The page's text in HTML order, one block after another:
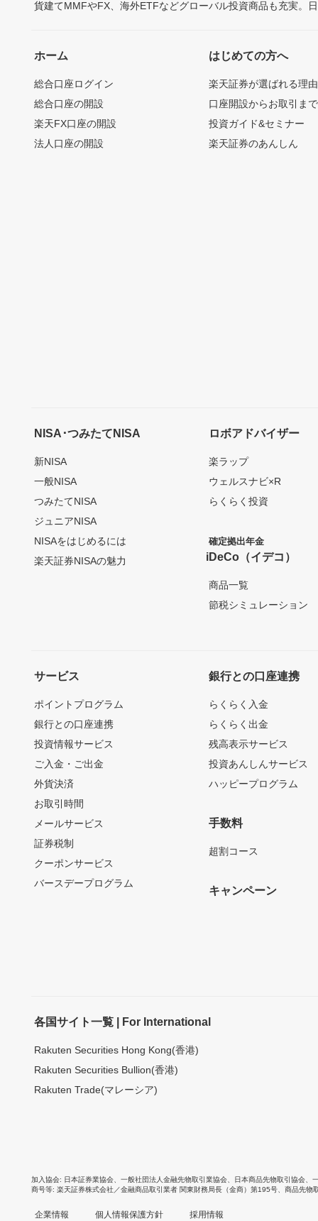
貨建てMMFやFX、海外ETFなどグローバル投資商品も充実。
ホーム
総合口座ログイン
総合口座の開設
楽天FX口座の開設
法人口座の開設
はじめての方へ
楽天証券が選ばれる理由
口座開設からお取引ま
投資ガイド&セミナー
楽天証券のあんしん
NISA･つみたてNISA
新NISA
一般NISA
つみたてNISA
ジュニアNISA
NISAをはじめるには
楽天証券NISAの魅力
ロボアドバイザー
楽ラップ
ウェルスナビ×R
らくらく投資
確定拠出年金
iDeCo（イデコ）
商品一覧
節税シミュレーション
サービス
ポイントプログラム
銀行との口座連携
投資情報サービス
ご入金・ご出金
外貨決済
お取引時間
メールサービス
証券税制
クーポンサービス
バースデープログラム
銀行との口座連携
らくらく入金
らくらく出金
残高表示サービス
投資あんしんサービス
ハッピープログラム
手数料
超割コース
キャンペーン
各国サイト一覧 | For International
Rakuten Securities Hong Kong(香港)
Rakuten Securities Bullion(香港)
Rakuten Trade(マレーシア)
加入協会 日本証券業協会 一般社団法人金融先物取引業協会 日本商品先物取引協会
商号等 楽天証券株式会社／金融商品取引業者 関東財務局長（金商）第195号、商品先物
企業情報 個人情報保護方針 採用情報